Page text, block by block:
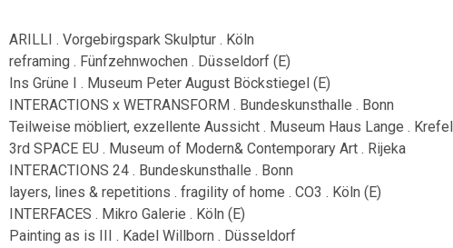
ARILLI . Vorgebirgspark Skulptur . Köln
reframing . Fünfzehnwochen . Düsseldorf (E)
Ins Grüne I . Museum Peter August Böckstiegel (E)
INTERACTIONS x WETRANSFORM . Bundeskunsthalle . Bonn
Teilweise möbliert, exzellente Aussicht . Museum Haus Lange .
3rd SPACE EU . Museum of Modern& Contemporary Art . Rijeka
INTERACTIONS 24 . Bundeskunsthalle . Bonn
layers, lines & repetitions . fragility of home . CO3 . Köln (E)
INTERFACES . Mikro Galerie . Köln (E)
Painting as is III . Kadel Willborn . Düsseldorf